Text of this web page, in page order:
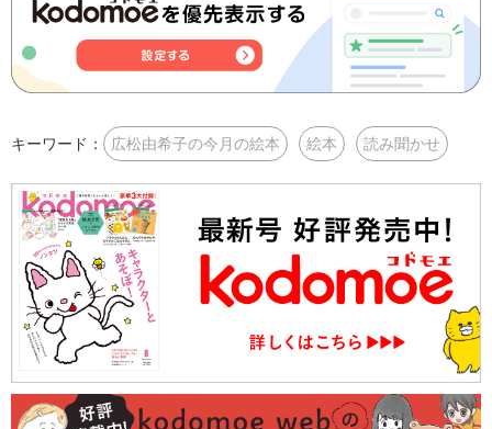
キーワード： 広松由希子の今月の絵本 絵本 読み聞かせ